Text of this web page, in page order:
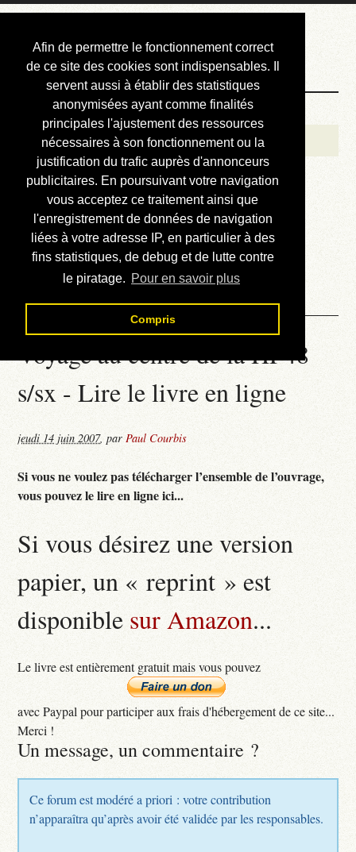
Afin de permettre le fonctionnement correct
de ce site des cookies sont indispensables. Il
servent aussi à établir des statistiques
anonymisées ayant comme finalités
principales l'ajustement des ressources
nécessaires à son fonctionnement ou la
justification du trafic auprès d'annonceurs
publicitaires. En poursuivant votre navigation
vous acceptez ce traitement ainsi que
l'enregistrement de données de navigation
liées à votre adresse IP, en particulier à des
fins statistiques, de debug et de lutte contre
le piratage. Pour en savoir plus
Compris
Courbis, « LE »
Blog Officiel
Bienvenue
Réalisations
Divers (et d’été)
Annonces
Liens externes
Téléchargement
Contact
Voyage au centre de la HP48
s/sx - Lire le livre en ligne
jeudi 14 juin 2007,parPaul Courbis
Si vous ne voulez pas télécharger l’ensemble de l’ouvrage,
vous pouvez le lire en ligne ici...
Si vous désirez une version
papier, un « reprint » est
disponible sur Amazon...
Le livre est entièrement gratuit mais vous pouvez
avec Paypal pour participer aux frais d'hébergement de ce site...
Merci !
Un message, un commentaire ?
Ce forum est modéré a priori : votre contribution
n’apparaîtra qu’après avoir été validée par les responsables.